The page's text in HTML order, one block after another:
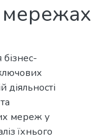
мережах
мереж у
їхнього